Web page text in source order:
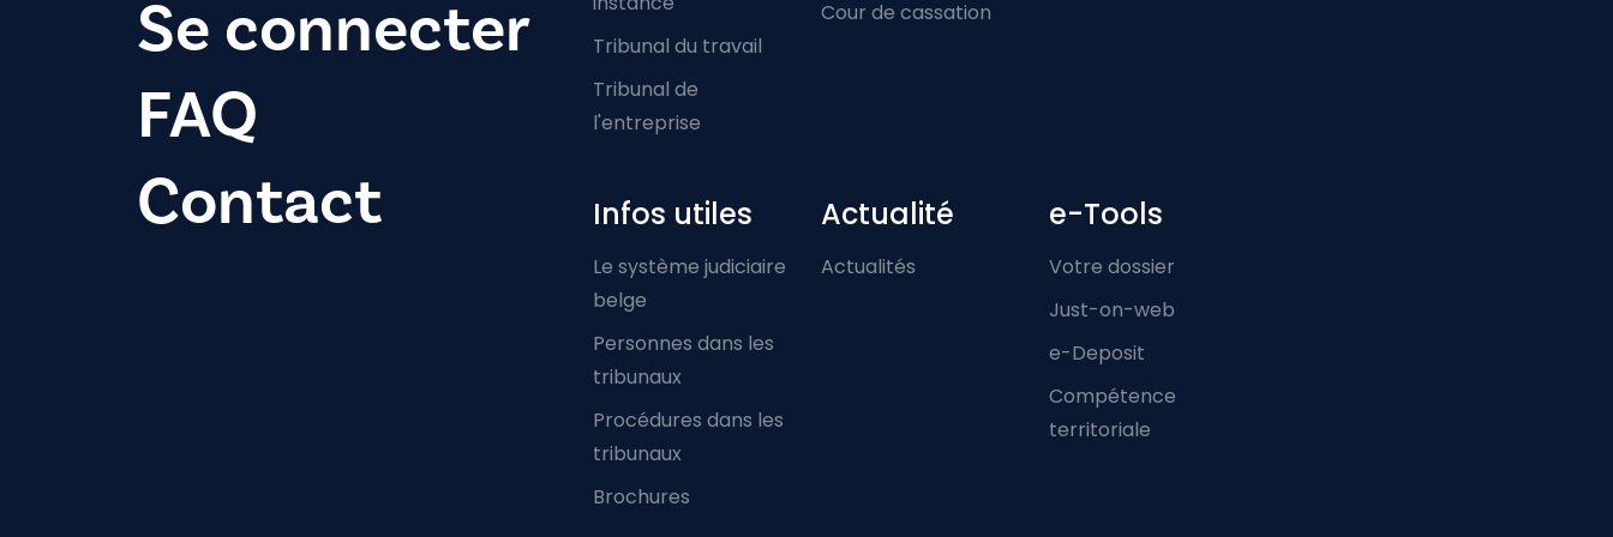
Se connecter
FAQ
Contact
Tribunal du travail
Tribunal de
l'entreprise
Cour de cassation
Infos utiles
Le système judiciaire
belge
Personnes dans les
tribunaux
Procédures dans les
tribunaux
Brochures
Actualité
Actualités
e-Tools
Votre dossier
Just-on-web
e-Deposit
Compétence
territoriale